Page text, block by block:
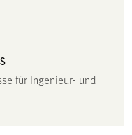
für Ingenieur- und